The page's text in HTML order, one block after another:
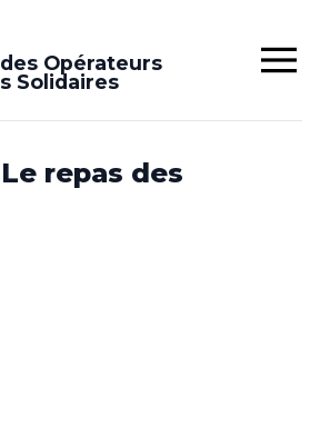
Opérateurs
Solidaires
repas des